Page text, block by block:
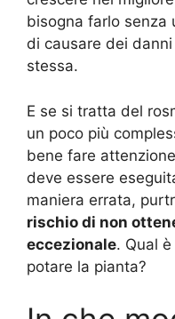
bisogna farlo senza
di causare dei
stessa.
E se si tratta del
un poco più
bene fare
deve essere
maniera errata,
rischio di non
eccezionale. Qual
potare la pianta?